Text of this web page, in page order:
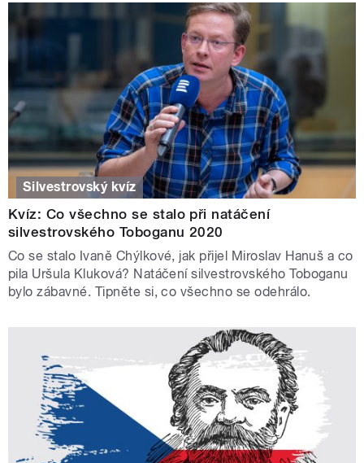
Silvestrovský kvíz
Kvíz: Co všechno se stalo při natáčení
silvestrovského Toboganu 2020
Co se stalo Ivaně Chýlkové, jak přijel Miroslav Hanuš a co
pila Uršula Kluková? Natáčení silvestrovského Toboganu
bylo zábavné. Tipněte si, co všechno se odehrálo.